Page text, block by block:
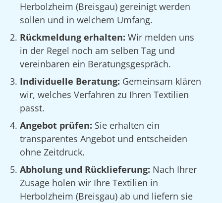
Herbolzheim (Breisgau) gereinigt werden
sollen und in welchem Umfang.
Rückmeldung erhalten: Wir melden uns
in der Regel noch am selben Tag und
vereinbaren ein Beratungsgespräch.
Individuelle Beratung: Gemeinsam klären
wir, welches Verfahren zu Ihren Textilien
passt.
Angebot prüfen: Sie erhalten ein
transparentes Angebot und entscheiden
ohne Zeitdruck.
Abholung und Rücklieferung: Nach Ihrer
Zusage holen wir Ihre Textilien in
Herbolzheim (Breisgau) ab und liefern sie